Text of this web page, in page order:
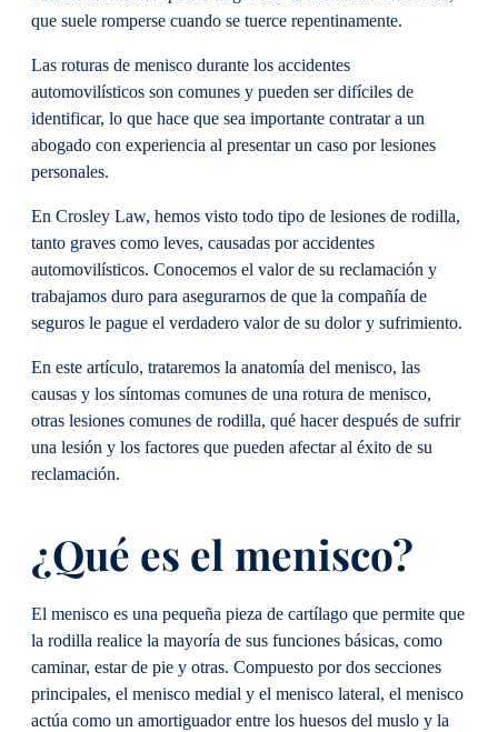
que suele romperse cuando se tuerce repentinamente.
Las roturas de menisco durante los accidentes
automovilísticos son comunes y pueden ser difíciles de
identificar, lo que hace que sea importante contratar a un
abogado con experiencia al presentar un caso por lesiones
personales.
En Crosley Law, hemos visto todo tipo de lesiones de rodilla,
tanto graves como leves, causadas por accidentes
automovilísticos. Conocemos el valor de su reclamación y
trabajamos duro para asegurarnos de que la compañía de
seguros le pague el verdadero valor de su dolor y sufrimiento.
En este artículo, trataremos la anatomía del menisco, las
causas y los síntomas comunes de una rotura de menisco,
otras lesiones comunes de rodilla, qué hacer después de sufrir
una lesión y los factores que pueden afectar al éxito de su
reclamación.
¿Qué es el menisco?
El menisco es una pequeña pieza de cartílago que permite que
la rodilla realice la mayoría de sus funciones básicas, como
caminar, estar de pie y otras. Compuesto por dos secciones
principales, el menisco medial y el menisco lateral, el menisco
actúa como un amortiguador entre los huesos del muslo y la